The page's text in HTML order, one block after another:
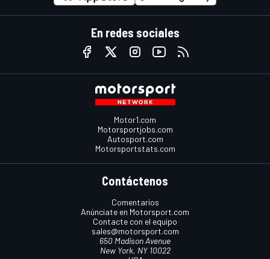
En redes sociales
Motor1.com
Motorsportjobs.com
Autosport.com
Motorsportstats.com
Contáctenos
Comentarios
Anúnciate en Motorsport.com
Contacte con el equipo
sales@motorsport.com
650 Madison Avenue
New York, NY 10022